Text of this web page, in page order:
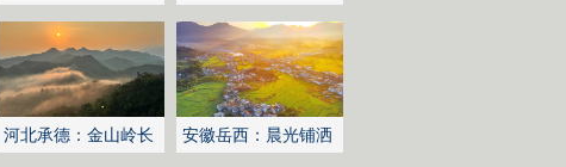
花深处
国际航线
河北承德：金山岭长
安徽岳西：晨光铺洒